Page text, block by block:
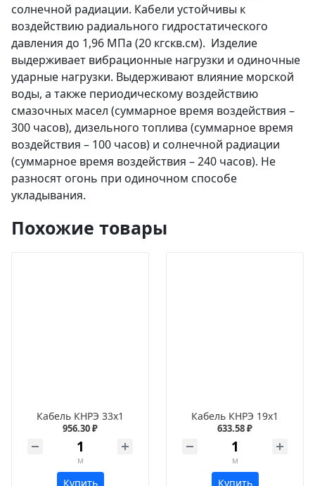
солнечной радиации. Кабели устойчивы к
воздействию радиального гидростатического
давления до 1,96 МПа (20 кгскв.см). Изделие
выдерживает вибрационные нагрузки и одиночные
ударные нагрузки. Выдерживают влияние морской
воды, а также периодическому воздействию
смазочных масел (суммарное время воздействия –
300 часов), дизельного топлива (суммарное время
воздействия – 100 часов) и солнечной радиации
(суммарное время воздействия – 240 часов). Не
разносят огонь при одиночном способе
укладывания.
Похожие товары
Кабель КНРЭ 33х1
956.30 ₽
м
Купить
Кабель КНРЭ 19х1
633.58 ₽
м
Купить